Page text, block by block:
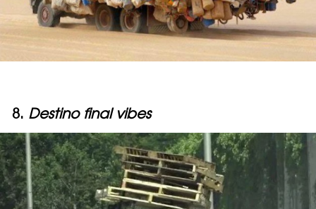
8. Destino final vibes